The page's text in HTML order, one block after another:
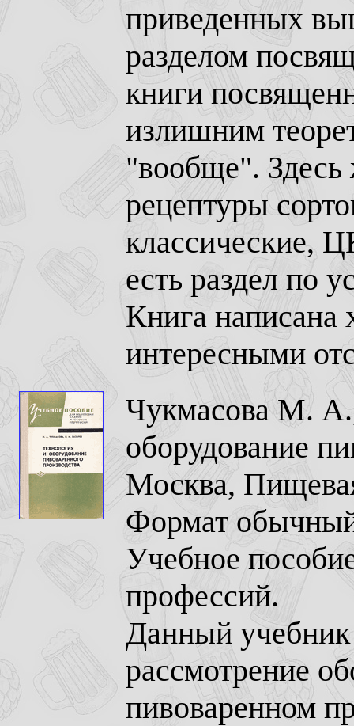
приведенных
разделом
книги
излишним
"вообще". Здесь
рецептуры
классические,
есть раздел по
Книга написана
интересными
Чукмасова М.
оборудование
Москва,
Формат
Учебное
профессий.
Данный учебник
рассмотрение
пивоваренном